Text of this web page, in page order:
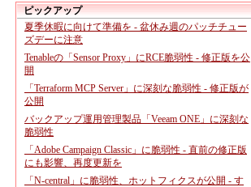
ピックアップ
夏季休暇に向けて準備を - 盆休み週のパッチチュー
ズデーに注意
Tenableの「Sensor Proxy」にRCE脆弱性 - 修正版を公
開
「Terraform MCP Server」に深刻な脆弱性 - 修正版が
公開
バックアップ運用管理製品「Veeam ONE」に深刻な
脆弱性
「Adobe Campaign Classic」に脆弱性 - 直前の修正版
にも影響、再度更新を
「N-central」に脆弱性、ホットフィクスが公開 - す